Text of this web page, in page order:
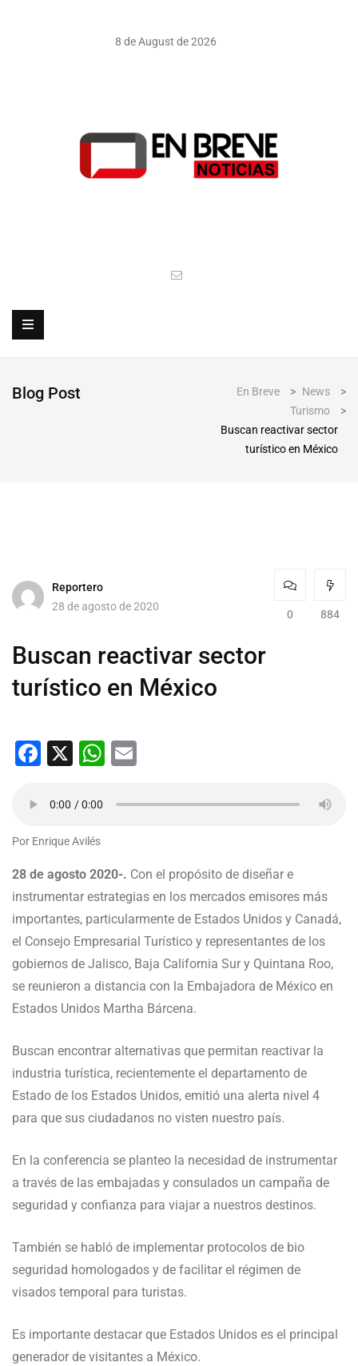
8 de August de 2026
Blog Post En Breve > News
>
Turismo
>
Buscan reactivar sector
turístico en México
Reportero
28 de agosto de 2020
0 884
Buscan reactivar sector
turístico en México
Facebook
X WhatsApp
Por Enrique Avilés
28 de agosto 2020-. Con el propósito de diseñar e
instrumentar estrategias en los mercados emisores más
importantes, particularmente de Estados Unidos y Canadá,
el Consejo Empresarial Turístico y representantes de los
gobiernos de Jalisco, Baja California Sur y Quintana Roo,
se reunieron a distancia con la Embajadora de México en
Estados Unidos Martha Bárcena.
Buscan encontrar alternativas que permitan reactivar la
industria turística, recientemente el departamento de
Estado de los Estados Unidos, emitió una alerta nivel 4
para que sus ciudadanos no visten nuestro país.
En la conferencia se planteo la necesidad de instrumentar
a través de las embajadas y consulados un campaña de
seguridad y confianza para viajar a nuestros destinos.
También se habló de implementar protocolos de bio
seguridad homologados y de facilitar el régimen de
visados temporal para turistas.
Es importante destacar que Estados Unidos es el principal
generador de visitantes a México.